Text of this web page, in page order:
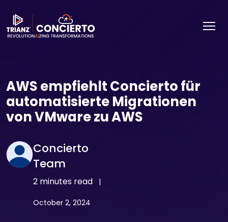
AWS empfiehlt Concierto für
automatisierte Migrationen
von VMware zu AWS
Concierto
Team
2 minutes read |
October 2, 2024